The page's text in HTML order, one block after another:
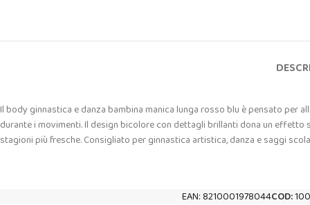
Il body ginnastica e danza bambina manica lunga rosso blu è pensato
durante i movimenti. Il design bicolore con dettagli brillanti dona un
stagioni più fresche. Consigliato per ginnastica artistica, danza e saggi
EAN:8210001978044COD: